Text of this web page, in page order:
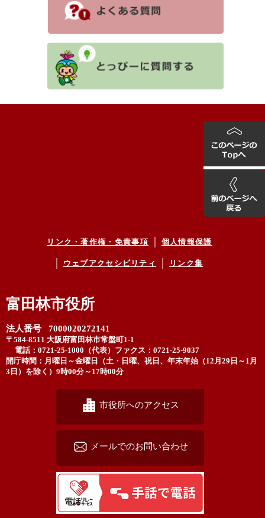
リンク・著作権・免責事項 個人情報保護
ウェブアクセシビリティ リンク集
富田林市役所
法人番号 7000020272141
〒584-8511 大阪府富田林市常盤町1-1
電話：0721-25-1000（代表） ファクス：0721-25-9037
開庁時間：月曜日～金曜日（土・日曜、祝日、年末年始（12月29日～1月
3日）を除く）9時00分～17時00分
市役所へのアクセス
メールでのお問い合わせ